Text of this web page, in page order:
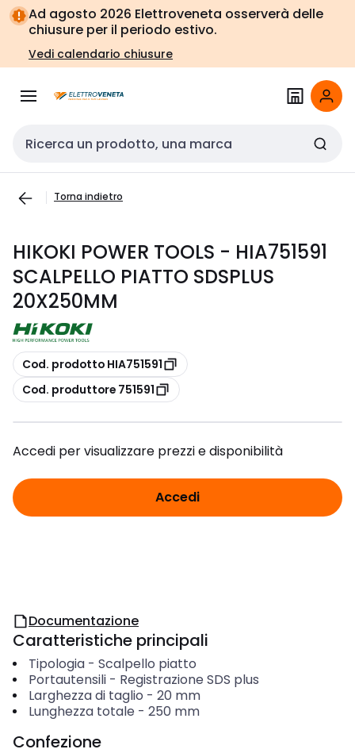
Vai alla
navigazione
Vai
alla
pagina
Ad agosto 2026 Elettroveneta osserverà delle
chiusure per il periodo estivo.
Vedi calendario chiusure
Cerca input
Torna indietro
HIKOKI POWER TOOLS - HIA751591
SCALPELLO PIATTO SDSPLUS
20X250MM
copia
Cod. prodotto HIA751591
copia
Cod. produttore 751591
Accedi per visualizzare prezzi e disponibilità
Accedi
Documentazione
Caratteristiche principali
Tipologia- Scalpello piatto
Portautensili- Registrazione SDS plus
Larghezza di taglio - 20 mm
Lunghezza totale - 250 mm
Confezione